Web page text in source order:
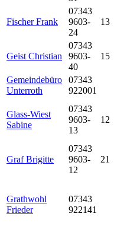
Fischer Frank
07343
9603-
24
13
Geist Christian
07343
9603-
40
15
Gemeindebüro
Unterroth
07343
922001
Glass-Wiest
Sabine
07343
9603-
13
12
Graf Brigitte
07343
9603-
12
21
Grathwohl
Frieder
07343
922141